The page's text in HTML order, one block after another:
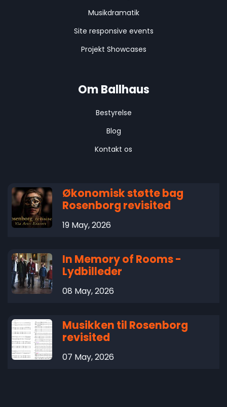
Musikdramatik
Site responsive events
Projekt Showcases
Om Ballhaus
Bestyrelse
Blog
Kontakt os
Økonomisk støtte bag
Rosenborg revisited
19 May, 2026
In Memory of Rooms -
Lydbilleder
08 May, 2026
Musikken til Rosenborg
revisited
07 May, 2026